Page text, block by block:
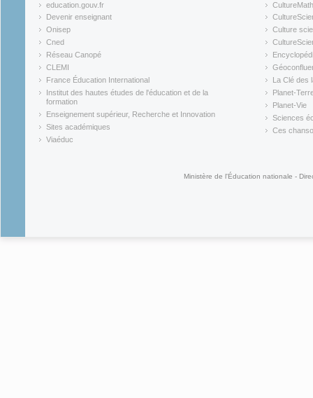
education.gouv.fr
(link is external)
Devenir enseignant
(link is external)
Onisep
(link is external)
Cned
(link is external)
Réseau Canopé
(link is external)
CLEMI
(link is external)
France Éducation International
(link is external)
Institut des hautes études de l'éducation et de la
formation
(link is external)
Enseignement supérieur, Recherche et Innovation
(link is external)
Sites académiques
(link is external)
Viaéduc
CultureMath
(link is
(link is
Culture
(link is
(link is
(link is
La Clé des
(link is
Planet-
(link is
Planet-Vie
(link is
Sciences
(link is
Ces
Ministère de l'Éducation nationale -